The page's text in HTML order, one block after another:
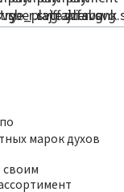
марок духов
своим